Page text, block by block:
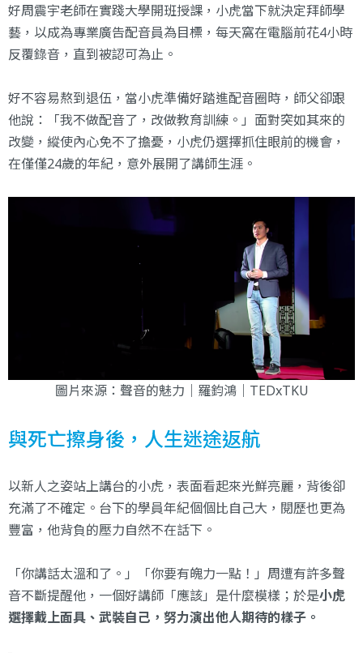
好周震宇老師在實踐大學開班授課，小虎當下就決定拜師學
藝，以成為專業廣告配音員為目標，每天窩在電腦前花4小時
反覆錄音，直到被認可為止。
好不容易熬到退伍，當小虎準備好踏進配音圈時，師父卻跟
他說：「我不做配音了，改做教育訓練。」面對突如其來的
改變，縱使內心免不了擔憂，小虎仍選擇抓住眼前的機會，
在僅僅24歲的年紀，意外展開了講師生涯。
圖片來源： 聲音的魅力｜羅鈞鴻｜TEDxTKU
與死亡擦身後，人生迷途返航
以新人之姿站上講台的小虎，表面看起來光鮮亮麗，背後卻
充滿了不確定。台下的學員年紀個個比自己大，閱歷也更為
豐富，他背負的壓力自然不在話下。
「你講話太溫和了。」「你要有魄力一點！」周遭有許多聲
音不斷提醒他，一個好講師「應該」是什麼模樣；於是小虎
選擇戴上面具、武裝自己，努力演出他人期待的樣子。